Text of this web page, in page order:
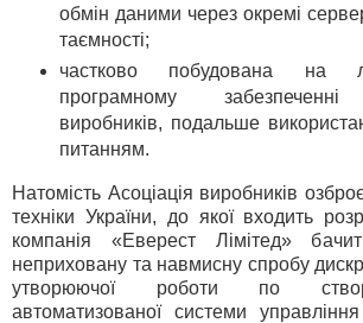
обмін даними через окремі
таємності;
частково побудована на
програмному забезпеченні
виробників, подальше
питанням.
Натомість Асоціація виробників
техніки України, до якої входить
компанія «Еверест Лімітед»
неприховану та навмисну спробу
утворюючої роботи по
автоматизованої системи